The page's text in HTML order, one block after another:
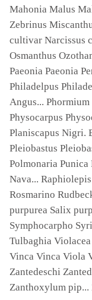
Mahonia Malus
Zebrinus
cultivar Narcissus
Osmanthus
Paeonia Paeonia
Philadelpus
Angus...
Physocarpus
Planiscapus Nigri.
Pleiobastus
Polmonaria Punica
Nava...
Rosmarino
purpurea Salix
Symphocarpho
Tulbaghia
Vinca Vinca Viola
Zantedeschi
Zanthoxylum